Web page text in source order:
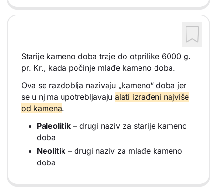
Starije kameno doba traje do otprilike 6000 g.
pr. Kr., kada počinje mlađe kameno doba.
Ova se razdoblja nazivaju „kameno“ doba jer
se u njima upotrebljavaju alati izrađeni najviše
od kamena.
Paleolitik – drugi naziv za starije kameno
doba
Neolitik – drugi naziv za mlađe kameno
doba